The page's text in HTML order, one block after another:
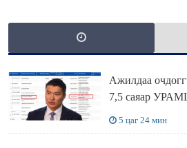
Ажилдаа
7,5 саяар
5 цаг 24 мин